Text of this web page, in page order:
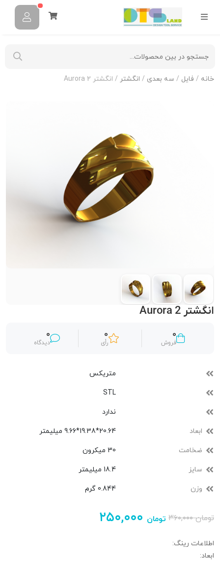
خانه / فایل / سه بعدی / انگشتر / انگشتر Aurora 2
انگشتر Aurora 2
0
فروش
0
رأی
0
دیدگاه
متریکس
STL
ندارد
ابعاد 20.64*19.38*9.66 میلیمتر
ضخامت 30 میکرون
سایز 18.4 میلیمتر
وزن 0.844 گرم
۳۶۰,۰۰۰تومان ۲۵۰,۰۰۰ تومان
اطلاعات رینگ:
ابعاد: